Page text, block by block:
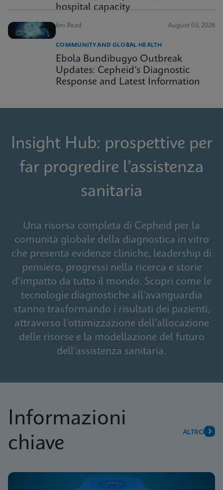
hospital capacity
6m Read August 03, 2026
COMMUNITY AND GLOBAL HEALTH
Ebola Bundibugyo Outbreak
Updates: Cepheid’s Diagnostic
Response and Latest Information
Insight Hub: prospettive per
far progredire l’assistenza
sanitaria
Una risorsa completa di Cepheid per la
comunità globale della diagnostica in vitro
che presenta evidenze cliniche, leadership di
pensiero, progressi nella ricerca e storie
d’impatto da tutto il mondo. Scopri come le
tecnologie diagnostiche all’avanguardia
stanno trasformando i risultati dei pazienti,
attraverso l’ottimizzazione dell’allocazione
delle risorse e la modellazione del futuro
dell’assistenza sanitaria.
Informazioni
chiave
ALTRO